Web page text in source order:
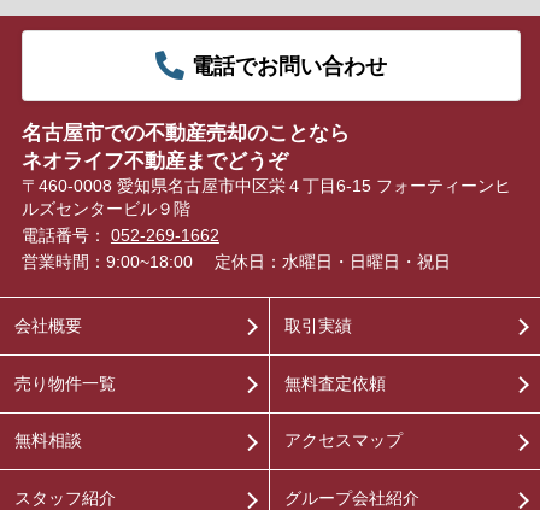
電話でお問い合わせ
名古屋市での不動産売却のことなら
ネオライフ不動産までどうぞ
〒460-0008 愛知県名古屋市中区栄４丁目6-15 フォーティーンヒ
ルズセンタービル９階
電話番号： 052-269-1662
営業時間：9:00~18:00
定休日：水曜日・日曜日・祝日
会社概要
売り物件一覧
無料相談
スタッフ紹介
取引実績
無料査定依頼
アクセスマップ
グループ会社紹介